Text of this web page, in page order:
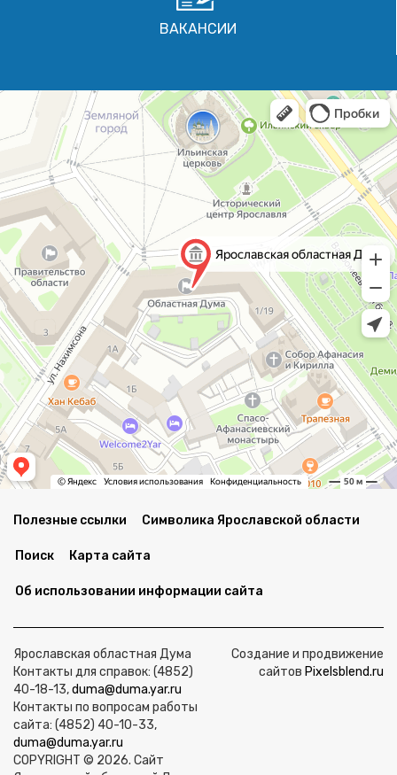
ВАКАНСИИ
Полезные ссылки Символика Ярославской области
Поиск Карта сайта
Об использовании информации сайта
Ярославская областная Дума
Контакты для справок: (4852)
40-18-13,duma@duma.yar.ru
Контакты по вопросам работы
сайта: (4852) 40-10-33,
duma@duma.yar.ru
COPYRIGHT © 2026. Сайт
Создание и продвижение
сайтов Pixelsblend.ru